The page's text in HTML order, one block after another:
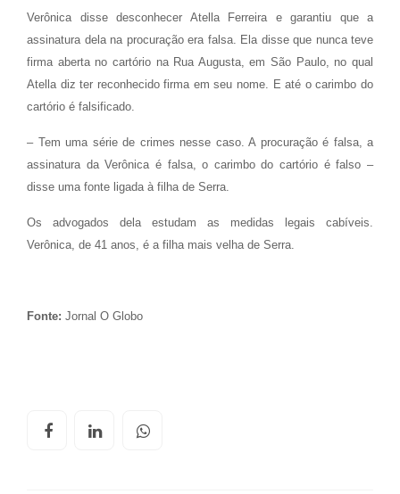
Verônica disse desconhecer Atella Ferreira e garantiu que a
assinatura dela na procuração era falsa. Ela disse que nunca teve
firma aberta no cartório na Rua Augusta, em São Paulo, no qual
Atella diz ter reconhecido firma em seu nome. E até o carimbo do
cartório é falsificado.
– Tem uma série de crimes nesse caso. A procuração é falsa, a
assinatura da Verônica é falsa, o carimbo do cartório é falso –
disse uma fonte ligada à filha de Serra.
Os advogados dela estudam as medidas legais cabíveis.
Verônica, de 41 anos, é a filha mais velha de Serra.
Fonte: Jornal O Globo